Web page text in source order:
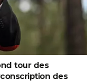
tour des
des